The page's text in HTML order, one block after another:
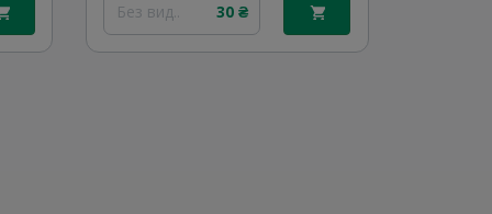
Без вид.. 30 ₴